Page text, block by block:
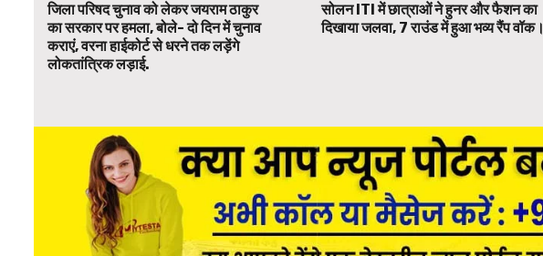
जिला परिषद चुनाव को लेकर जयराम ठाकुर
का सरकार पर हमला, बोले- दो दिन में चुनाव
कराएं, वरना हाईकोर्ट से धरने तक लड़ेंगे
लोकतांत्रिक लड़ाई.
सोलन ITI में छात्राओं ने हुनर और फैशन का
दिखाया जलवा, 7 राउंड में हुआ भव्य रैंप वॉक।